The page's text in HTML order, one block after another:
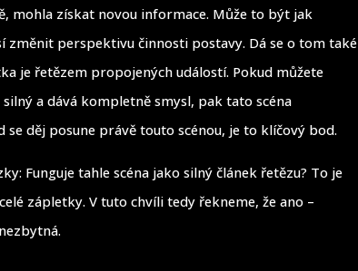
mohla získat novou informace. Může to být jak
perspektivu činnosti postavy. Dá se o tom také
je řetězem propojených událostí. Pokud můžete
a dává kompletně smysl, pak tato scéna
se děj posune právě touto scénou, je to klíčový bod.
Funguje tahle scéna jako silný článek řetězu? To je
zápletky. V tuto chvíli tedy řekneme, že ano –